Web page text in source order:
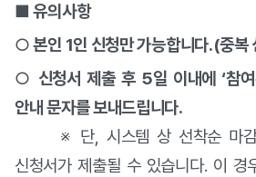
■ 유의사항
○본인 1인 신청만 가능합니다.(중복
○ 신청서 제출 후 5일 이내에 ‘참여
안내 문자를 보내드립니다.
※ 단, 시스템 상 선착순 마
신청서가 제출될 수 있습니다. 이 경